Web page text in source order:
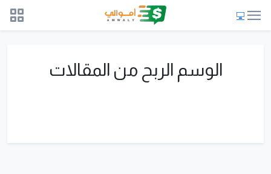
الوسم الربح من المقالات